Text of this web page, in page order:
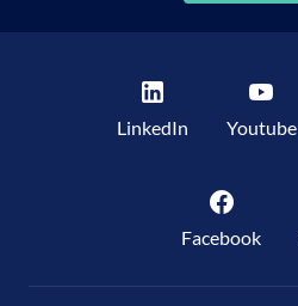
LinkedIn Youtube
Facebook